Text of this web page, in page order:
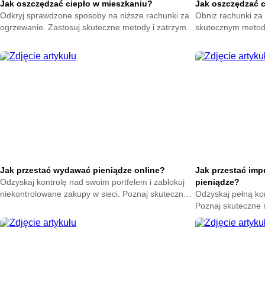
Jak oszczędzać ciepło w mieszkaniu?
Odkryj sprawdzone sposoby na niższe rachunki za
ogrzewanie. Zastosuj skuteczne metody i zatrzymaj
Jak oszczędzać
Obniż rachunki
skutecznym
oszczędzać już
Jak przestać wydawać pieniądze online?
Odzyskaj kontrolę nad swoim portfelem i zablokuj
niekontrolowane zakupy w sieci. Poznaj skuteczne
przycisku kup teraz.
Jak przestać
pieniądze?
Odzyskaj pełną
Poznaj skuteczne
nagłych
oszczędności już